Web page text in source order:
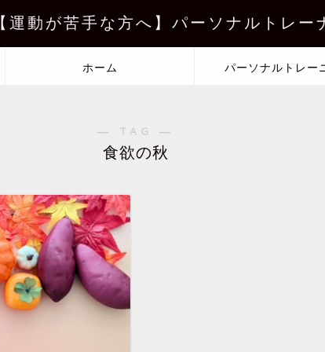
【運動が苦手な方へ】パーソナルトレー
ホーム パーソナルトレー
― TAG ―
食欲の秋